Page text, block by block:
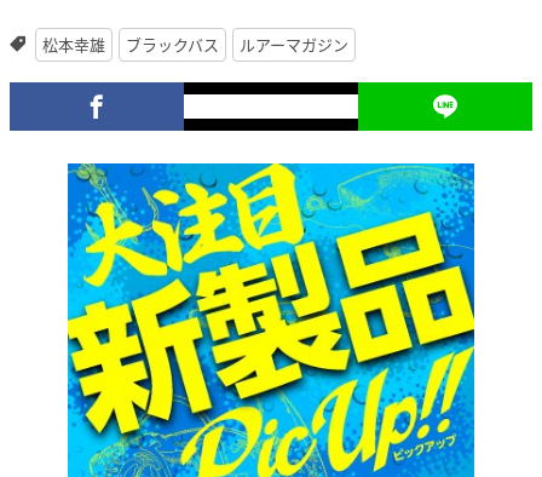
松本幸雄 ブラックバス ルアーマガジン